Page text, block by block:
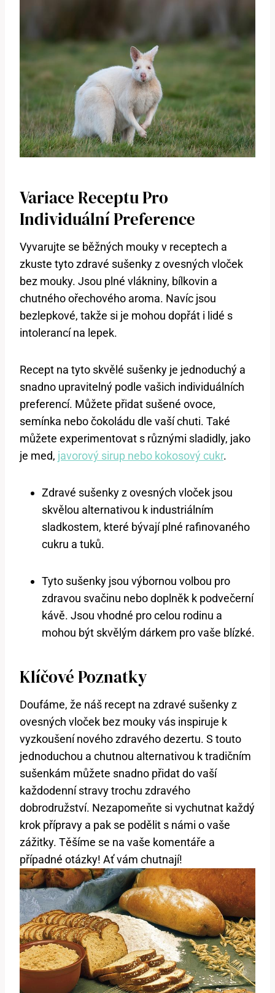
Variace Receptu Pro
Individuální Preference
Vyvarujte se běžných mouky v receptech a
zkuste tyto zdravé sušenky z ovesných vloček
bez mouky. Jsou plné vlákniny, bílkovin a
chutného ořechového aroma. Navíc jsou
bezlepkové, takže si je mohou dopřát i lidé s
intolerancí na lepek.
Recept na tyto skvělé sušenky je jednoduchý a
snadno upravitelný podle vašich individuálních
preferencí. Můžete přidat sušené ovoce,
semínka nebo čokoládu dle vaší chuti. Také
můžete experimentovat s různými sladidly, jako
je med, javorový sirup nebo kokosový cukr.
Zdravé sušenky z ovesných vloček jsou
skvělou alternativou k industriálním
sladkostem, které bývají plné rafinovaného
cukru a tuků.
Tyto sušenky jsou výbornou volbou pro
zdravou svačinu nebo doplněk k podvečerní
kávě. Jsou vhodné pro celou rodinu a
mohou být skvělým dárkem pro vaše blízké.
Klíčové Poznatky
Doufáme, že náš recept na zdravé sušenky z
ovesných vloček bez mouky vás inspiruje k
vyzkoušení nového zdravého dezertu. S touto
jednoduchou a chutnou alternativou k tradičním
sušenkám můžete snadno přidat do vaší
každodenní stravy trochu zdravého
dobrodružství. Nezapomeňte si vychutnat každý
krok přípravy a pak se podělit s námi o vaše
zážitky. Těšíme se na vaše komentáře a
případné otázky! Ať vám chutnají!